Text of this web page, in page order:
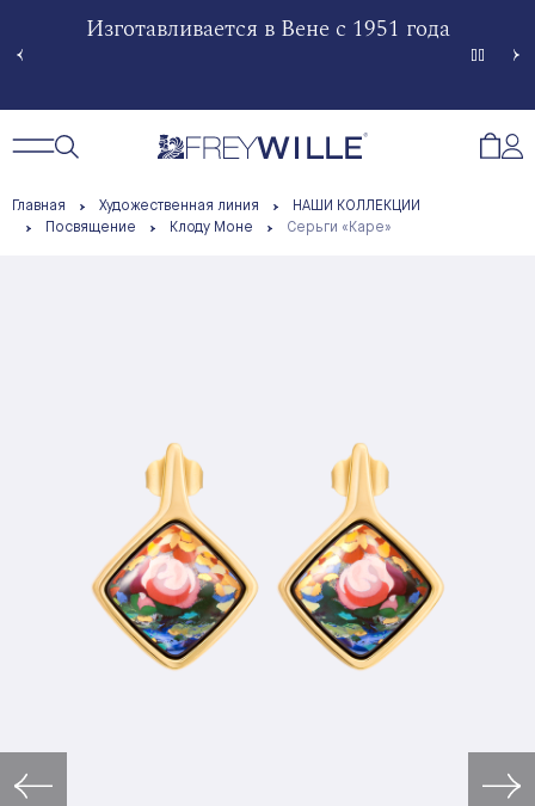
Изготавливается в Вене с 1951 года
Открыть / Закрыть навигацию
Открытый поиск
Главная Художественная линия
НАШИ КОЛЛЕКЦИИ
Посвящение
Клоду Моне Серьги «Каре»